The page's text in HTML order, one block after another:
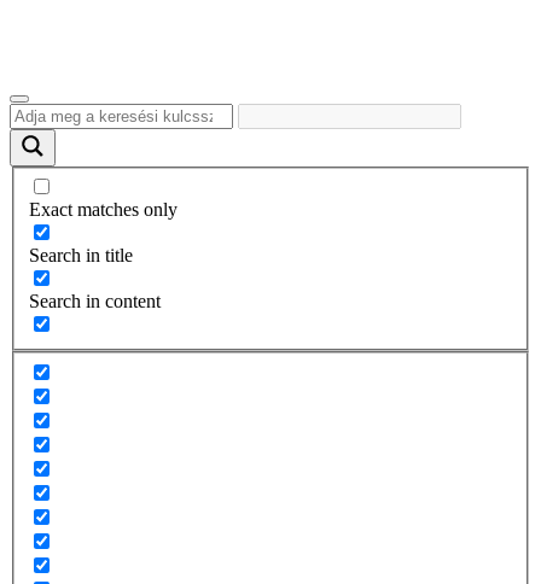
Exact matches only
Search in title
Search in content